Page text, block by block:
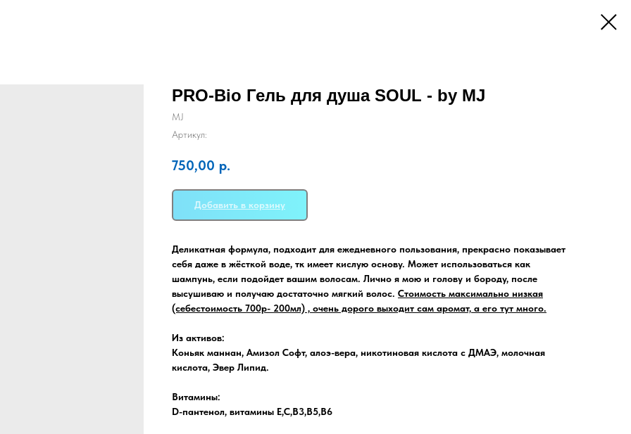
PRO-Bio Гель для душа SOUL - by MJ
MJ
Артикул:
750,00 р.
Добавить в корзину
Деликатная формула, подходит для ежедневного пользования, прекрасно показывает
себя даже в жёсткой воде, тк имеет кислую основу. Может использоваться как
шампунь, если подойдет вашим волосам. Лично я мою и голову и бороду, после
высушиваю и получаю достаточно мягкий волос. Стоимость максимально низкая
(себестоимость 700р- 200мл) , очень дорого выходит сам аромат, а его тут много.
Из активов:
Коньяк маннан, Амизол Софт, алоэ-вера, никотиновая кислота с ДМАЭ, молочная
кислота, Эвер Липид.
Витамины:
D-пантенол, витамины Е,С,В3,В5,В6